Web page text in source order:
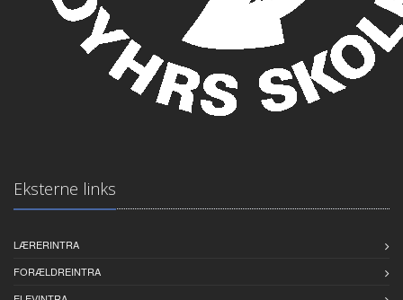
Eksterne links
LÆRERINTRA
FORÆLDREINTRA